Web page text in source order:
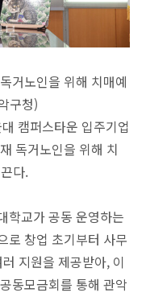
거노인을 위해 치매예
구청)
캠퍼스타운 입주기업
독거노인을 위해 치
다.
학교가 공동 운영하는
로 창업 초기부터 사무
지원을 제공받아, 이
동모금회를 통해 관악